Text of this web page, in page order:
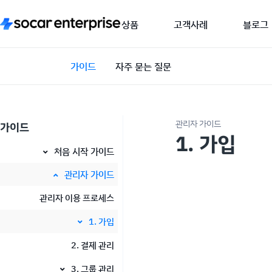
상품 고객사례 블로그
가이드 자주 묻는 질문
가이드
처음 시작 가이드
처음 시작 가이드
관리자 가이드
관리자 이용 프로세스
1. 가입
1-1. 준비
1-2. 로그인
2. 결제 관리
3. 그룹 관리
관리자 가이드
1. 가입